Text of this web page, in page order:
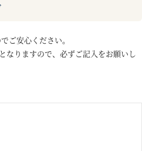
ご安心ください。
なりますので、必ずご記入をお願いし